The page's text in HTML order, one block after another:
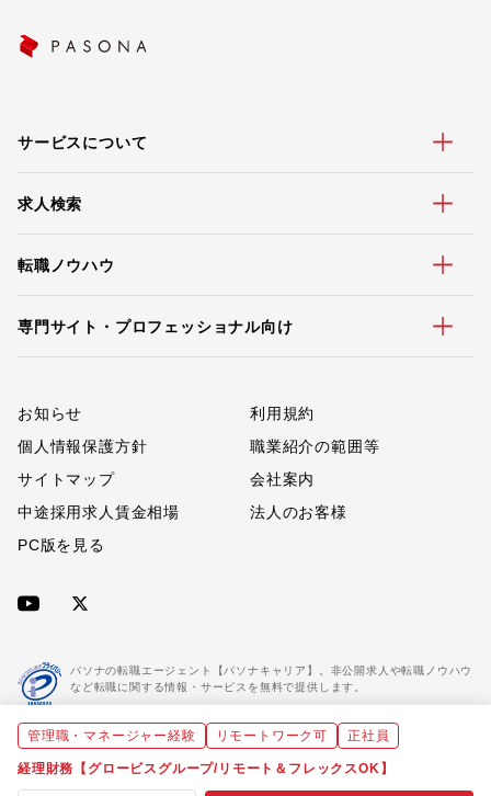
サービスについて
求人検索
転職ノウハウ
専門サイト・プロフェッショナル向け
お知らせ
利用規約
個人情報保護方針
職業紹介の範囲等
サイトマップ
会社案内
中途採用求人賃金相場
法人のお客様
PC版を見る
パソナの転職エージェント【パソナキャリア】。非公開求人や転職ノウハウ
など転職に関する情報・サービスを無料で提供します。
「パソナキャリア」は職業紹介優良事業者に認定されています。
管理職・マネージャー経験 リモートワーク可 正社員
経理財務【グロービスグループ/リモート＆フレックスOK】